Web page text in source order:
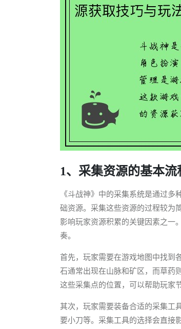
1、采集资源的基本流
《斗战神》中的采集系统是通过
础资源。采集这些资源的过程较为
影响玩家资源积累的关键因素之一
奏。
首先，玩家需要在游戏地图中找到
石通常出现在山脉和矿区，而草药
这些采集点的位置，可以帮助玩家
其次，玩家需要装备合适的采集工
要小刀等。采集工具的选择会直接